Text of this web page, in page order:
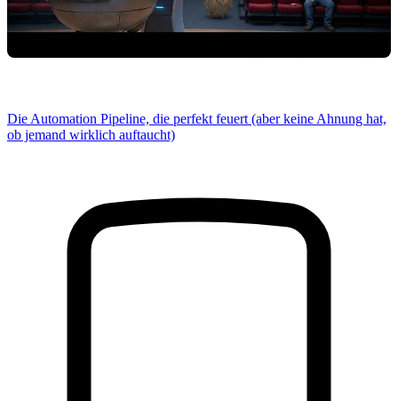
Die Automation Pipeline, die perfekt feuert (aber keine Ahnung hat,
ob jemand wirklich auftaucht)